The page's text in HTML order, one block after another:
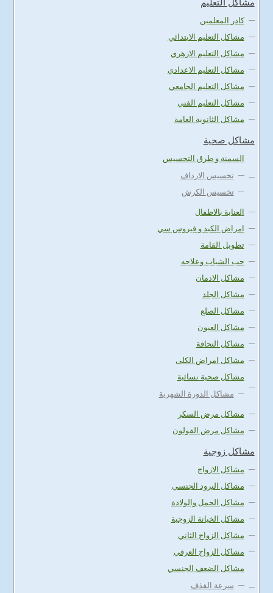
مشاكل التعليم
كادر المعلمين
مشاكل التعليم الابتدائي
مشاكل التعليم الازهري
مشاكل التعليم الاعدادي
مشاكل التعليم الجامعي
مشاكل التعليم الفني
مشاكل الثانوية العامة
مشاكل صحية
السمنة و طرق التخسيس
تخسيس الارداف
تخسيس الكرش
العناية بالاطفال
امراض الكبد و فيروس سي
تطويل القامة
حب الشباب وعلاجه
مشاكل الادمان
مشاكل الجلد
مشاكل الصلع
مشاكل العيون
مشاكل النحافة
مشاكل امراض الكلى
مشاكل صحية نسائية
مشاكل الدورة الشهرية
مشاكل مرض السكر
مشاكل مرض القولون
مشاكل زوجية
مشاكل الازواج
مشاكل البرود الجنسي
مشاكل الحمل والولادة
مشاكل الخيانة الزوجية
مشاكل الزواج الثاني
مشاكل الزواج العرفي
مشاكل الضعف الجنسي
سرعة القذف